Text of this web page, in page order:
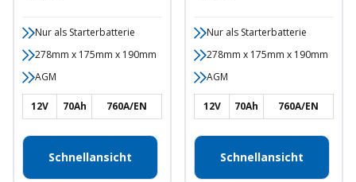
Nur als Starterbatterie
278mm x 175mm x 190mm
AGM
12V 70Ah 760A/EN
Schnellansicht
Nur als Starterbatterie
278mm x 175mm x 190mm
AGM
12V 70Ah 760A/EN
Schnellansicht